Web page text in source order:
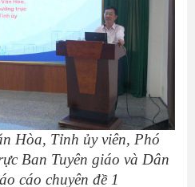
Hòa, Tỉnh ủy viên, Phó
Ban Tuyên giáo và Dân
cáo chuyên đề 1